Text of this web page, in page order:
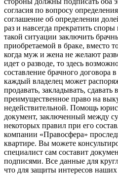
согласия по вопросу
соглашение об определении
раз и навсегда прекратить
такой ситуации заключить
приобретаемой в браке, вместо
когда муж и жена не желают
идет о разводе, то здесь
составление брачного договора
каждый владелец может
продавать, закладывать,
преимущественное право на
недействительной. Помощь
документ, заключенный между
некоторых правил при его
компании «Правосфера»
квартире. Вы можете
специалист сам составит
подписями. Все данные для
что для защиты интересов